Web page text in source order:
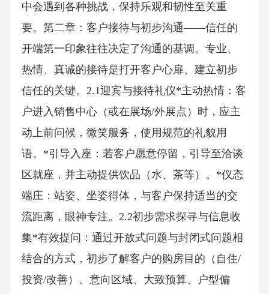
中会遇到各种挑战，保持乐观和韧性至关重
要。第二章：客户接待与初步沟通——信任的
开端第一印象往往决定了沟通的基调。专业、
热情、真诚的接待是打开客户心扉、建立初步
信任的关键。2.1迎宾与接待礼仪*主动热情：客
户进入销售中心（或在展场/外展点）时，应主
动上前问候，微笑服务，使用规范的礼貌用
语。*引导入座：若客户愿意停留，引导至洽谈
区就座，并主动提供饮品（水、茶等）。*仪态
端庄：站姿、坐姿得体，与客户保持适当的交
流距离，眼神专注。2.2初步需求探寻与信息收
集*有效提问：通过开放式问题与封闭式问题相
结合的方式，初步了解客户的购房目的（自住/
投资/改善）、意向区域、大致预算、户型偏